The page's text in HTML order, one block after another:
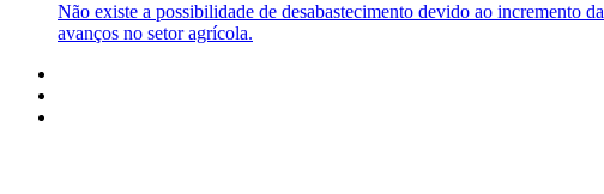
Não existe a possibilidade de desabastecimento devido ao incremento
avanços no setor agrícola.